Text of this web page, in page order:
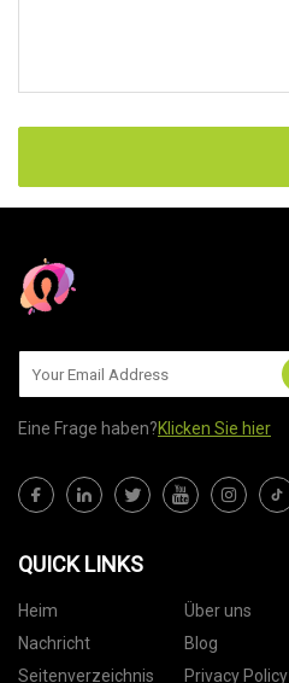
Eine Frage haben?Klicken Sie hier
QUICK LINKS
Heim Über uns
Nachricht
Blog
Seitenverzeichnis
Privacy Policy